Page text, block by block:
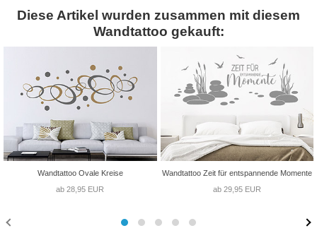
Diese Artikel wurden zusammen mit diesem
Wandtattoo gekauft:
Wandtattoo Ovale Kreise
ab 28,95 EUR
Wandtattoo Zeit für entspannende Momente
ab 29,95 EUR